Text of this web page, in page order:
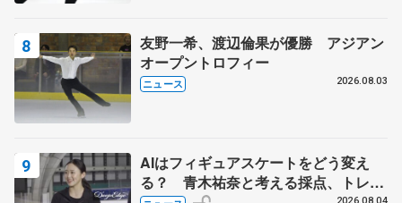
友野一希、渡辺倫果が優勝 アジアン
オープントロフィー
ニュース 2026.08.03
AIはフィギュアスケートをどう変え
る？ 青木祐奈と考える採点、トレー
2026.08.04